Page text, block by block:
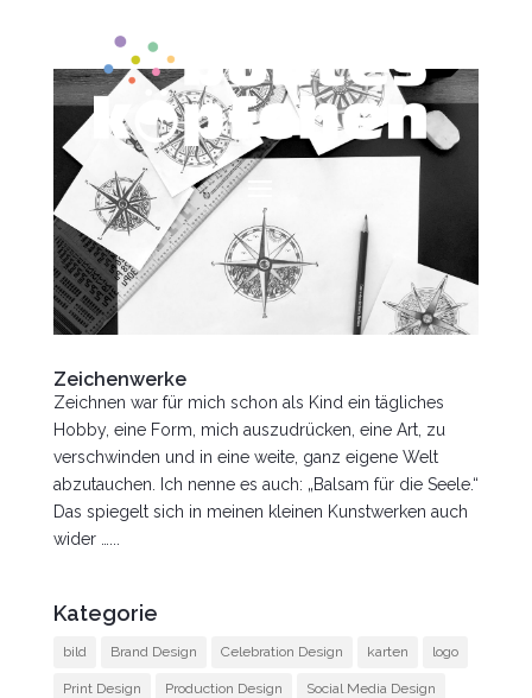
Zeichenwerke
Zeichnen war für mich schon als Kind ein tägliches
Hobby, eine Form, mich auszudrücken, eine Art, zu
verschwinden und in eine weite, ganz eigene Welt
abzutauchen. Ich nenne es auch: „Balsam für die Seele.“
Das spiegelt sich in meinen kleinen Kunstwerken auch
wider …...
Kategorie
bild Brand Design Celebration Design karten logo
Print Design Production Design Social Media Design